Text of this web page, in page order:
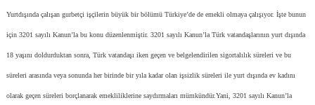
şartları
için
Yurtdışında çalışan gurbetçi işçilerin büyük bir bölümü Türkiye’de de emekli olmaya çalışıyor. İşte bunun
için 3201 sayılı Kanun’la bu konu düzenlenmiştir. 3201 sayılı Kanun’la Türk vatandaşlarının yurt dışında
18 yaşını doldurduktan sonra, Türk vatandaşı iken geçen ve belgelendirilen sigortalılık süreleri ve bu
süreleri arasında veya sonunda her birinde bir yıla kadar olan işsizlik süreleri ile yurt dışında ev kadını
olarak geçen süreleri borçlanarak emekliliklerine saydırmaları mümkündür.Yani, 3201 sayılı Kanun’la